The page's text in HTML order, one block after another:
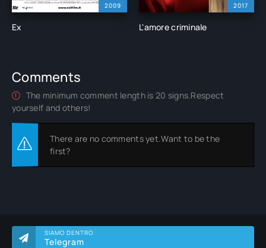
SIAMO DENTRO
Telegram
2009
Ex
2017
L'amore criminale
Comments
The minimum comment length is 20 signs.Respect
yourself and others!
There are no comments yet.Want to be the
first?